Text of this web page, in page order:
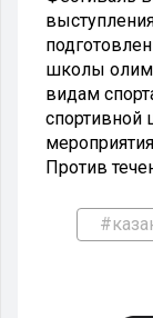
школы
видам
спортивной
Против